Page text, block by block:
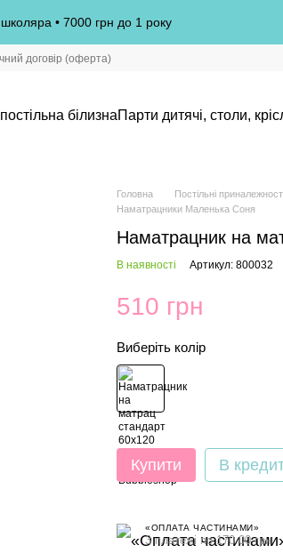
• 7000 грн до 1 року
договір (оферта)
білизнаПарти дитячі, столи,
Головна Постільні
Наматрацники Маленька Соня
Наматрацник на
В наявності Артикул: 800032
510 грн
Виберіть колір
Купити В
«ОПЛАТА ЧАСТИНАМИ»
3 платежі по 170.00 грн